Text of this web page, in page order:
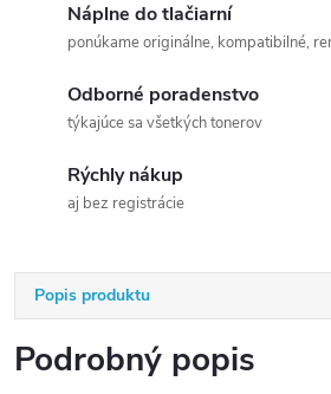
Náplne do tlačiarní
ponúkame originálne, kompatibilné,
Odborné poradenstvo
týkajúce sa všetkých tonerov
Rýchly nákup
aj bez registrácie
Popis produktu
Podrobný popis